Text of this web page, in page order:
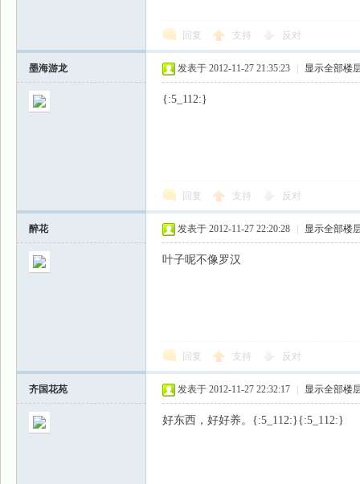
回复 支持 反对
墨海游龙 发表于 2012-11-27 21:35:23 显示全部楼
{:5_112:}
回复 支持 反对
醉花 发表于 2012-11-27 22:20:28 显示全部楼
叶子呢不像罗汉
回复 支持 反对
齐国花苑 发表于 2012-11-27 22:32:17 显示全部楼
好东西，好好养。{:5_112:}{:5_112:}